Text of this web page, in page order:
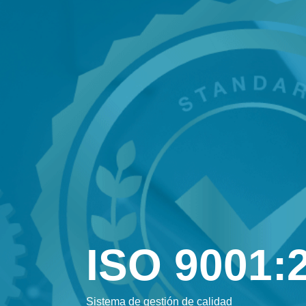
ISO
Sistema de gestión de calidad